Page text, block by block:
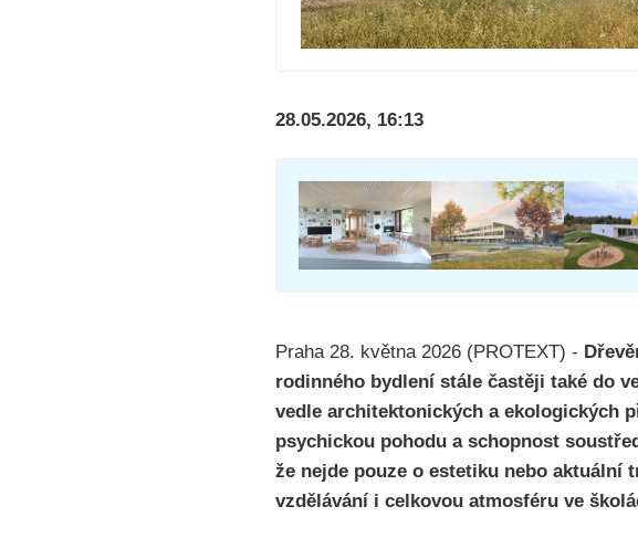
28.05.2026, 16:13
Praha 28. května 2026 (PROTEXT) -
rodinného bydlení stále častěji také do
vedle architektonických a ekologických
psychickou pohodu a schopnost
že nejde pouze o estetiku nebo aktuální
vzdělávání i celkovou atmosféru ve